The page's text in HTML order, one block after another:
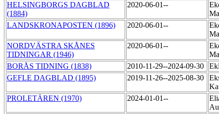
HELSINGBORGS DAGBLAD
(1884)
2020-06-01--
LANDSKRONAPOSTEN (1896)
2020-06-01--
NORDVÄSTRA SKÅNES
TIDNINGAR (1946)
2020-06-01--
BORÅS TIDNING (1838)
2010-11-29--2024-09-30
GEFLE DAGBLAD (1895)
2019-11-26--2025-08-30
PROLETÄREN (1970)
2024-01-01--